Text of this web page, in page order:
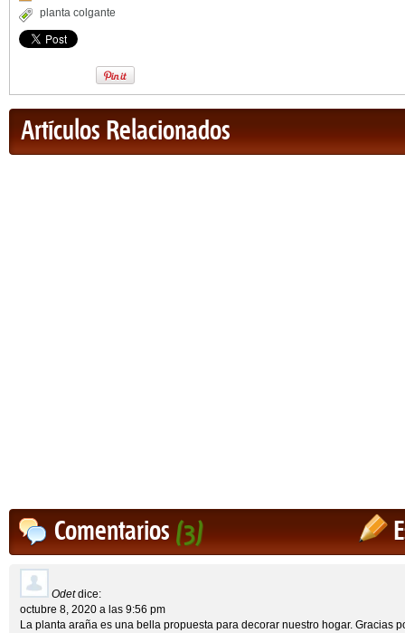
planta colgante
Artículos Relacionados
Comentarios(3)
Odet dice:
octubre 8, 2020 a las 9:56 pm
La planta araña es una bella propuesta para decorar nuestro hogar. Gracias